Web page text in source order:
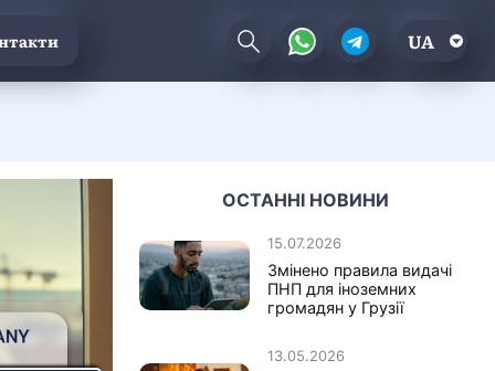
UA
ОСТАННІ НОВИНИ
15.07.2026
Змінено правила видачі
ПНП для іноземних
громадян у Грузії
13.05.2026